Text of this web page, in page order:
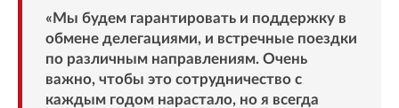
«Мы будем гарантировать и поддержку в
обмене делегациями, и встречные поездки
по различным направлениям. Очень
важно, чтобы это сотрудничество с
каждым годом нарастало, но я всегда